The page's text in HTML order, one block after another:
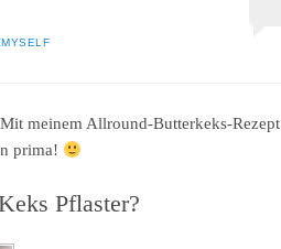
meinem Allround-Butterkeks-Rezept
prima!
Pflaster?